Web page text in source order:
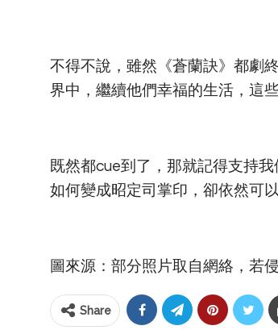
不得不說，雖然《蒼蘭訣》都劇
界中，繼續他們幸福的生活，這
既然都cue到了，那就記得支持
如何變成昭定司掌印，卻依然可
圖來源：部分照片取自網絡，若
Share